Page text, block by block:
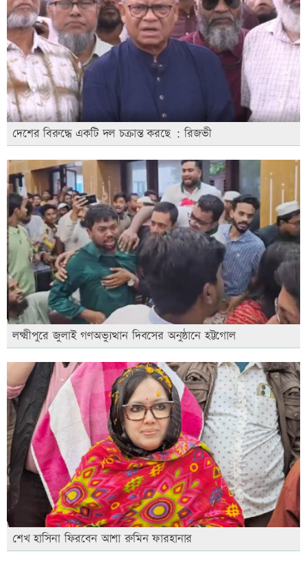
দেশের বিরুদ্ধে একটি দল চক্রান্ত করছে : রিজভী
লক্ষ্মীপুরে জুলাই গণঅভ্যুত্থান দিবসের অনুষ্ঠানে হট্টগোল
শেখ হাসিনা ফিরবেন আশা রুমিন ফারহানার